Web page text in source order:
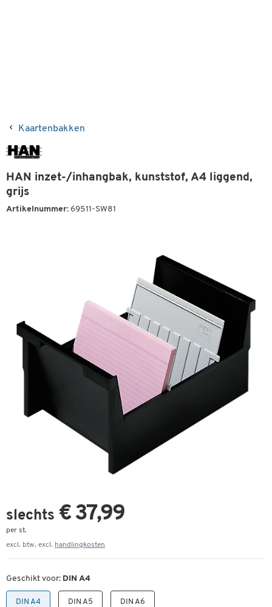
Kaartenbakken
HAN inzet-/inhangbak, kunststof, A4 liggend,
grijs
Artikelnummer: 69511-SW81
slechts € 37,99
per st.
excl. btw, excl. handlingkosten
Geschikt voor: DIN A4
DIN A4 DIN A5 DIN A6